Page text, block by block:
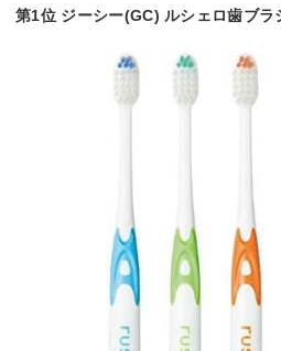
第1位 ジーシー(GC) ルシェロ歯ブラ